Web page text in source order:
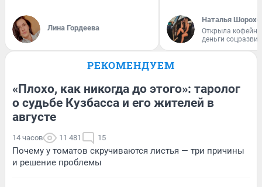
Лина Гордеева
Наталья
Открыла
деньги
РЕКОМЕНДУЕМ
«Плохо, как никогда до этого»: таролог
о судьбе Кузбасса и его жителей в
августе
14 часов 11 481 15
Почему у томатов скручиваются листья — три причины
и решение проблемы